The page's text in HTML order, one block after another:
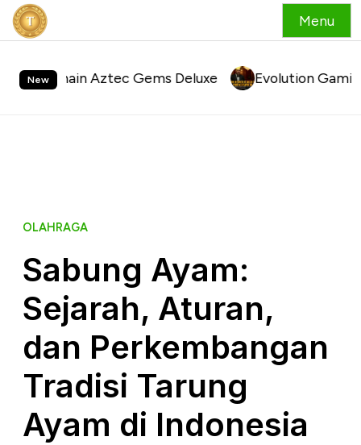
Menu
NewAztec Gems Deluxe Evolution Gaming
OLAHRAGA
Sabung Ayam:
Sejarah, Aturan,
dan Perkembangan
Tradisi Tarung
Ayam di Indonesia